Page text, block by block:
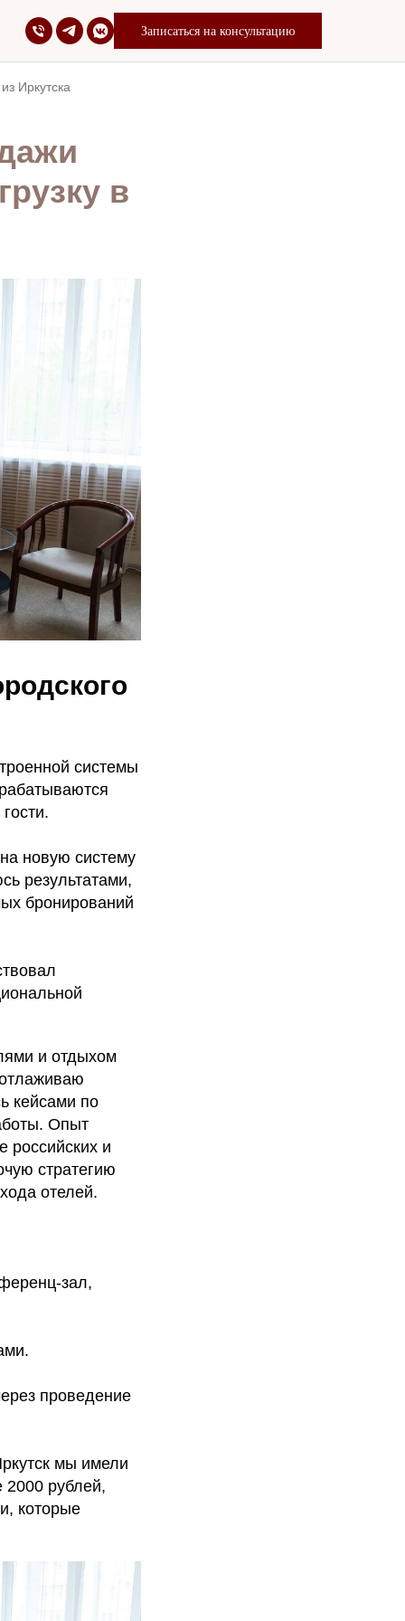
Записаться на консультацию
Иркутска
в
системы
новую систему
результатами,
бронирований
и отдыхом
кейсами по
Опыт
российских и
стратегию
отелей.
зал,
проведение
мы имели
2000 рублей,
которые